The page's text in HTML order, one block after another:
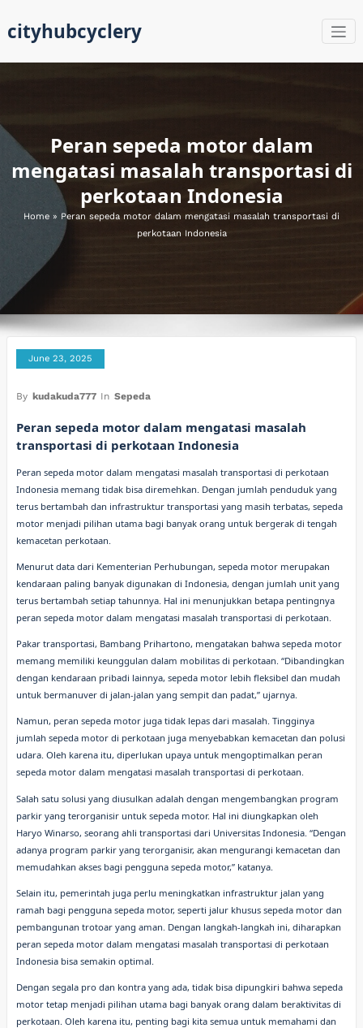
content
cityhubcyclery
Peran sepeda motor dalam
mengatasi masalah transportasi di
perkotaan Indonesia
Home » Peran sepeda motor dalam mengatasi masalah transportasi di
perkotaan Indonesia
June 23, 2025
By kudakuda777 In Sepeda
Peran sepeda motor dalam mengatasi masalah
transportasi di perkotaan Indonesia
Peran sepeda motor dalam mengatasi masalah transportasi di perkotaan
Indonesia memang tidak bisa diremehkan. Dengan jumlah penduduk yang
terus bertambah dan infrastruktur transportasi yang masih terbatas, sepeda
motor menjadi pilihan utama bagi banyak orang untuk bergerak di tengah
kemacetan perkotaan.
Menurut data dari Kementerian Perhubungan, sepeda motor merupakan
kendaraan paling banyak digunakan di Indonesia, dengan jumlah unit yang
terus bertambah setiap tahunnya. Hal ini menunjukkan betapa pentingnya
peran sepeda motor dalam mengatasi masalah transportasi di perkotaan.
Pakar transportasi, Bambang Prihartono, mengatakan bahwa sepeda motor
memang memiliki keunggulan dalam mobilitas di perkotaan. “Dibandingkan
dengan kendaraan pribadi lainnya, sepeda motor lebih fleksibel dan mudah
untuk bermanuver di jalan-jalan yang sempit dan padat,” ujarnya.
Namun, peran sepeda motor juga tidak lepas dari masalah. Tingginya
jumlah sepeda motor di perkotaan juga menyebabkan kemacetan dan polusi
udara. Oleh karena itu, diperlukan upaya untuk mengoptimalkan peran
sepeda motor dalam mengatasi masalah transportasi di perkotaan.
Salah satu solusi yang diusulkan adalah dengan mengembangkan program
parkir yang terorganisir untuk sepeda motor. Hal ini diungkapkan oleh
Haryo Winarso, seorang ahli transportasi dari Universitas Indonesia. “Dengan
adanya program parkir yang terorganisir, akan mengurangi kemacetan dan
memudahkan akses bagi pengguna sepeda motor,” katanya.
Selain itu, pemerintah juga perlu meningkatkan infrastruktur jalan yang
ramah bagi pengguna sepeda motor, seperti jalur khusus sepeda motor dan
pembangunan trotoar yang aman. Dengan langkah-langkah ini, diharapkan
peran sepeda motor dalam mengatasi masalah transportasi di perkotaan
Indonesia bisa semakin optimal.
Dengan segala pro dan kontra yang ada, tidak bisa dipungkiri bahwa sepeda
motor tetap menjadi pilihan utama bagi banyak orang dalam beraktivitas di
perkotaan. Oleh karena itu, penting bagi kita semua untuk memahami dan